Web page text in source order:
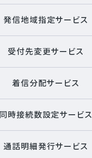
発信地域指定サービス
受付先変更サービス
着信分配サービス
同時接続数設定サービス
通話明細発行サービス